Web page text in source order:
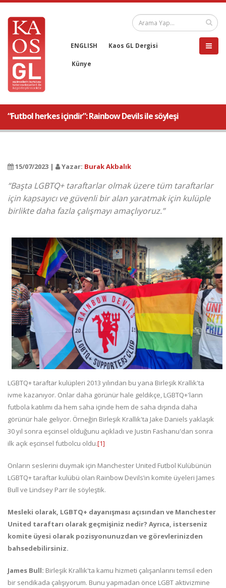
ENGLISH Kaos GL Dergisi
Künye
“Futbol herkes içindir”: Rainbow Devils ile söyleşi
15/07/2023 | Yazar: Burak Akbalık
“Başta LGBTQ+ taraftarlar olmak üzere tüm taraftarlar
için kapsayıcı ve güvenli bir alan yaratmak için kulüple
birlikte daha fazla çalışmayı amaçlıyoruz.”
LGBTQ+ taraftar kulüpleri 2013 yılından bu yana Birleşik Krallık'ta
ivme kazanıyor. Onlar daha görünür hale geldikçe, LGBTQ+'ların
futbola katılımı da hem saha içinde hem de saha dışında daha
görünür hale geliyor. Örneğin Birleşik Krallık'ta Jake Daniels yaklaşık
30 yıl sonra eşcinsel olduğunu açıkladı ve Justin Fashanu'dan sonra
ilk açık eşcinsel futbolcu oldu.[1]
Onların seslerini duymak için Manchester United Futbol Kulübünün
LGBTQ+ taraftar kulübü olan Rainbow Devils’ın komite üyeleri James
Bull ve Lindsey Parr ile söyleştik.
Mesleki olarak, LGBTQ+ dayanışması açısından ve Manchester
United taraftarı olarak geçmişiniz nedir? Ayrıca, isterseniz
komite üyesi olarak pozisyonunuzdan ve görevlerinizden
bahsedebilirsiniz.
James Bull: Birleşik Krallık'ta kamu hizmeti çalışanlarını temsil eden
bir sendikada çalışıyorum. Bunu yapmadan önce LGBT aktivizmine